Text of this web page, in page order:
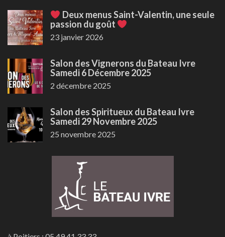
Deux menus Saint-Valentin, une seule
passion du goût
23 janvier 2026
Salon des Vignerons du Bateau Ivre
Samedi 6 Décembre 2025
2 décembre 2025
Salon des Spiritueux du Bateau Ivre
Samedi 29 Novembre 2025
25 novembre 2025